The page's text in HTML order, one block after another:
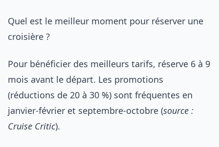
Quel est le meilleur moment pour réserver une
croisière ?
Pour bénéficier des meilleurs tarifs, réserve 6 à 9
mois avant le départ. Les promotions
(réductions de 20 à 30 %) sont fréquentes en
janvier-février et septembre-octobre (source :
Cruise Critic).